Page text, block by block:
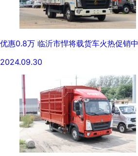
优惠0.8万 临沂市悍将载货车火热促销中
2024.09.30